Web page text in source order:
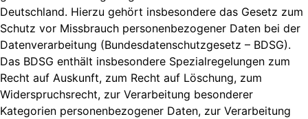
Deutschland. Hierzu gehört insbesondere das Gesetz zum
Schutz vor Missbrauch personenbezogener Daten bei der
Datenverarbeitung (Bundesdatenschutzgesetz – BDSG).
Das BDSG enthält insbesondere Spezialregelungen zum
Recht auf Auskunft, zum Recht auf Löschung, zum
Widerspruchsrecht, zur Verarbeitung besonderer
Kategorien personenbezogener Daten, zur Verarbeitung